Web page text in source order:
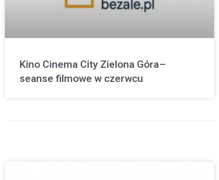
Kino Cinema City Zielona Góra–
seanse filmowe w czerwcu